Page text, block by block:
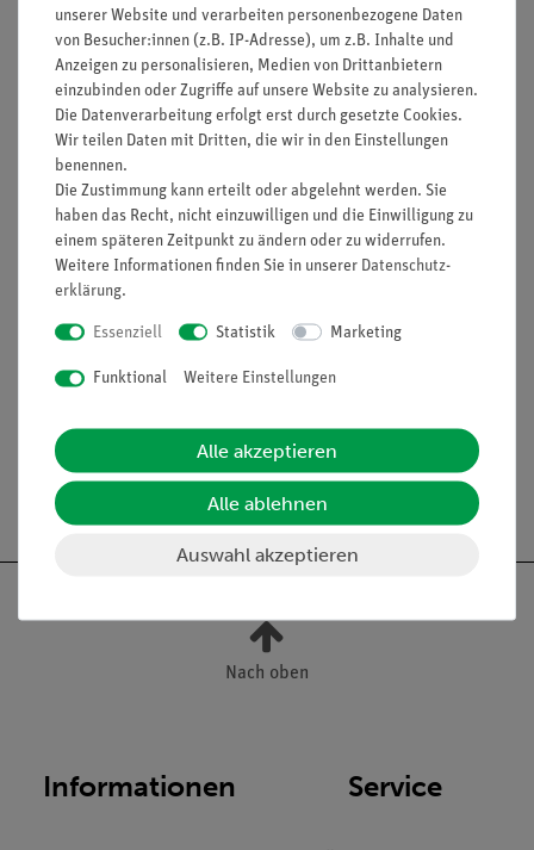
1x Rolle
1x Plastilina, 10 Stangen
1x Bindfaden, Polyester, auf Röllchen,l= 200 m
Lieferumfang
Zubehör
Media / Downloads
Versandkostenfrei ab 300,- €
Nach oben
Informationen Service
unserer Website und verarbeiten personenbezogene Daten
von Besucher:innen (z.B. IP-Adresse), um z.B. Inhalte und
Anzeigen zu personalisieren, Medien von Drittanbietern
einzubinden oder Zugriffe auf unsere Website zu analysieren.
Die Datenverarbeitung erfolgt erst durch gesetzte Cookies.
Wir teilen Daten mit Dritten, die wir in den Einstellungen
benennen.
Die Zustimmung kann erteilt oder abgelehnt werden. Sie
haben das Recht, nicht einzuwilligen und die Einwilligung zu
einem späteren Zeitpunkt zu ändern oder zu widerrufen.
Weitere Informationen finden Sie in unserer Daten­schutz­
erklärung.
Essenziell Statistik Marketing
Funktional Weitere Einstellungen
Alle akzeptieren
Alle ablehnen
Auswahl akzeptieren